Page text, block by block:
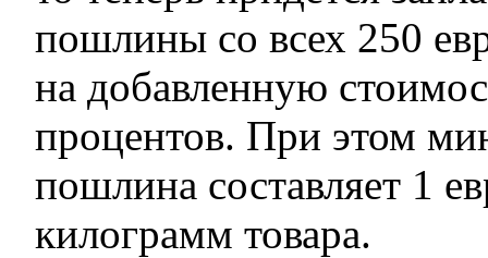
пошлины со всех 250
на добавленную
процентов. При этом
пошлина составляет 1
килограмм товара.